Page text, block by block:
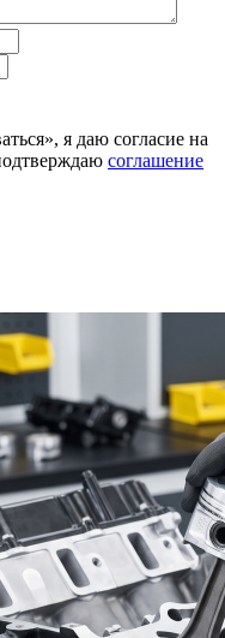
я даю согласие на
соглашение